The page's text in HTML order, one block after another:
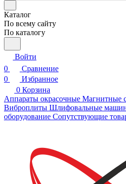
Каталог
По всему сайту
По каталогу
Войти
0
Сравнение
0
Избранное
0 Корзина
Аппараты окрасочные Магнитные
Виброплиты Шлифовальные
оборудование Сопутствующие